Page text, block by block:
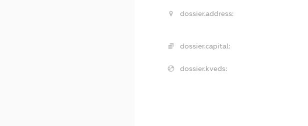
dossier.address:
dossier.capital:
dossier.kveds: